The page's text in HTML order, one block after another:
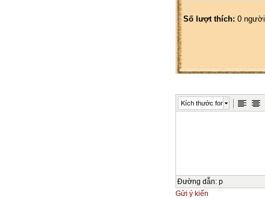
Số lượt thích: 0 người
Kích thước font
Đường dẫn: p
Gửi ý kiến